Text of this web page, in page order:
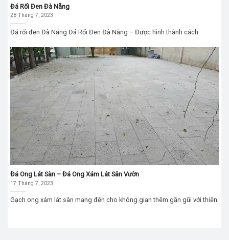
Đá Rối Đen Đà Nẵng
28 Tháng 7, 2023
Đá rối đen Đà Nẵng Đá Rối Đen Đà Nẵng – Được hình thành cách
Đá Ong Lát Sàn – Đá Ong Xám Lát Sân Vườn
17 Tháng 7, 2023
Gạch ong xám lát sân mang đến cho không gian thêm gần gũi với thiên